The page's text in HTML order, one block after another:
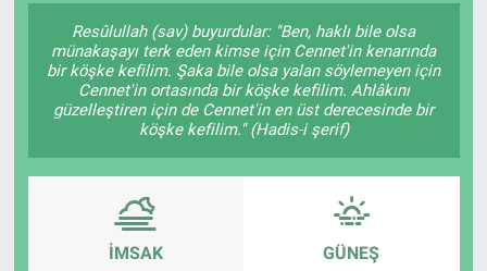
Resûlullah (sav) buyurdular: "Ben, haklı bile olsa
münakaşayı terk eden kimse için Cennet'in kenarında
bir köşke kefilim. Şaka bile olsa yalan söylemeyen için
Cennet'in ortasında bir köşke kefilim. Ahlâkını
güzelleştiren için de Cennet'in en üst derecesinde bir
köşke kefilim." (Hadis-i şerif)
İMSAK GÜNEŞ
Resmi İlan
Haber Arşivi